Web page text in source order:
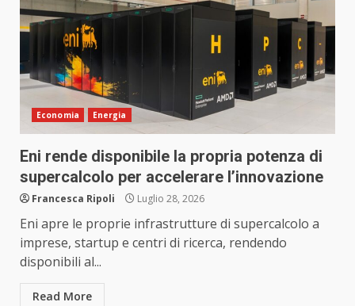
Economia Energia
Eni rende disponibile la propria potenza di
supercalcolo per accelerare l’innovazione
Francesca Ripoli Luglio 28, 2026
Eni apre le proprie infrastrutture di supercalcolo a
imprese, startup e centri di ricerca, rendendo
disponibili al...
Read More